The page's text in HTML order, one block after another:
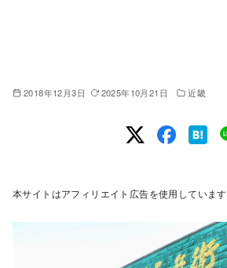
2018年12月3日 2025年10月21日 近畿
本サイトはアフィリエイト広告を使用しています